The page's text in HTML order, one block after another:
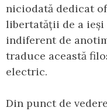
niciodată dedicat
libertatății de a ieși
indiferent de
traduce această
electric.
Din punct de